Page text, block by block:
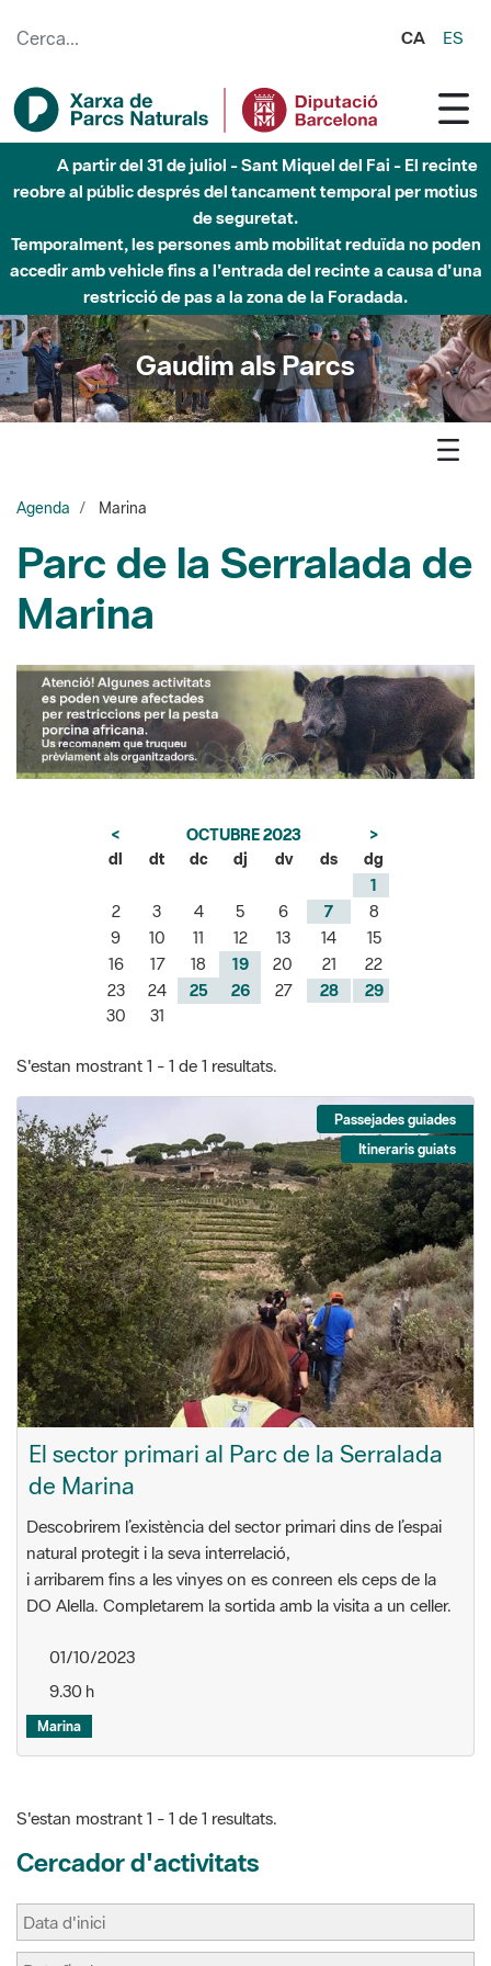
CA ES
Fins al desembre de 2026 - Parc Fluvial Besòs -
Afectacions a la llera del Parc Fluvial del Besòs degut a
obres de construcció d'una passera sobre el riu
Gaudim als Parcs
Agenda Marina
Marina
< OCTUBRE 2023
>
dl
dt dc dj dv ds
dg
2
4 5 6
8
9
10 11 12 13 14
15
22
23
24 25 26 27 28
29
30
31
S'estan mostrant 1 - 1 de 1 resultats.
El sector primari al Parc de la Serralada
de Marina
Descobrirem l’existència del sector primari dins de l’espai
natural protegit i la seva interrelació,
i arribarem fins a les vinyes on es conreen els ceps de la
DO Alella. Completarem la sortida amb la visita a un celler.
01/10/2023
9.30 h
S'estan mostrant 1 - 1 de 1 resultats.